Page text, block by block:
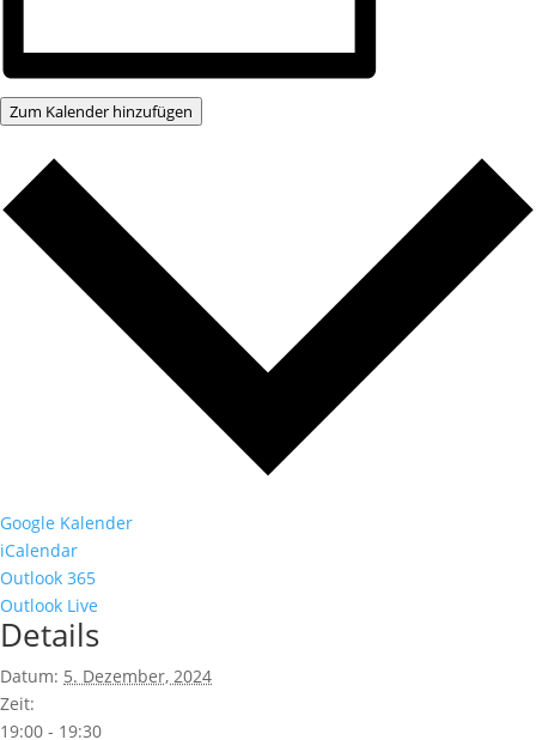
Zum Kalender hinzufügen
Google Kalender
iCalendar
Outlook 365
Outlook Live
Details
Datum: 5. Dezember, 2024
Zeit:
19:00 - 19:30